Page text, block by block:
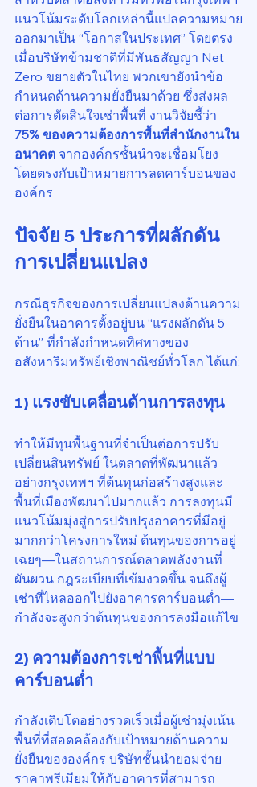
แนวโน้มระดับโลกเหล่านี้แปลความหมาย
ออกมาเป็น “โอกาสในประเทศ” โดยตรง
เมื่อบริษัทข้ามชาติที่มีพันธสัญญา Net
Zero ขยายตัวในไทย พวกเขายังนำข้อ
กำหนดด้านความยั่งยืนมาด้วย ซึ่งส่งผล
ต่อการตัดสินใจเช่าพื้นที่ งานวิจัยชี้ว่า
75% ของความต้องการพื้นที่สำนักงานใน
อนาคต จากองค์กรชั้นนำจะเชื่อมโยง
โดยตรงกับเป้าหมายการลดคาร์บอนของ
องค์กร
ปัจจัย 5 ประการที่ผลักดัน
การเปลี่ยนแปลง
กรณีธุรกิจของการเปลี่ยนแปลงด้านความ
ยั่งยืนในอาคารตั้งอยู่บน “แรงผลักดัน 5
ด้าน” ที่กำลังกำหนดทิศทางของ
อสังหาริมทรัพย์เชิงพาณิชย์ทั่วโลก ได้แก่:
1) แรงขับเคลื่อนด้านการลงทุน
ทำให้มีทุนพื้นฐานที่จำเป็นต่อการปรับ
เปลี่ยนสินทรัพย์ ในตลาดที่พัฒนาแล้ว
อย่างกรุงเทพฯ ที่ต้นทุนก่อสร้างสูงและ
พื้นที่เมืองพัฒนาไปมากแล้ว การลงทุนมี
แนวโน้มมุ่งสู่การปรับปรุงอาคารที่มีอยู่
มากกว่าโครงการใหม่ ต้นทุนของการอยู่
เฉยๆ—ในสถานการณ์ตลาดพลังงานที่
ผันผวน กฎระเบียบที่เข้มงวดขึ้น จนถึงผู้
เช่าที่ไหลออกไปยังอาคารคาร์บอนต่ำ—
กำลังจะสูงกว่าต้นทุนของการลงมือแก้ไข
2) ความต้องการเช่าพื้นที่แบบ
คาร์บอนต่ำ
กำลังเติบโตอย่างรวดเร็วเมื่อผู้เช่ามุ่งเน้น
พื้นที่ที่สอดคล้องกับเป้าหมายด้านความ
ยั่งยืนขององค์กร บริษัทชั้นนำยอมจ่าย
ราคาพรีเมียมให้กับอาคารที่สามารถ